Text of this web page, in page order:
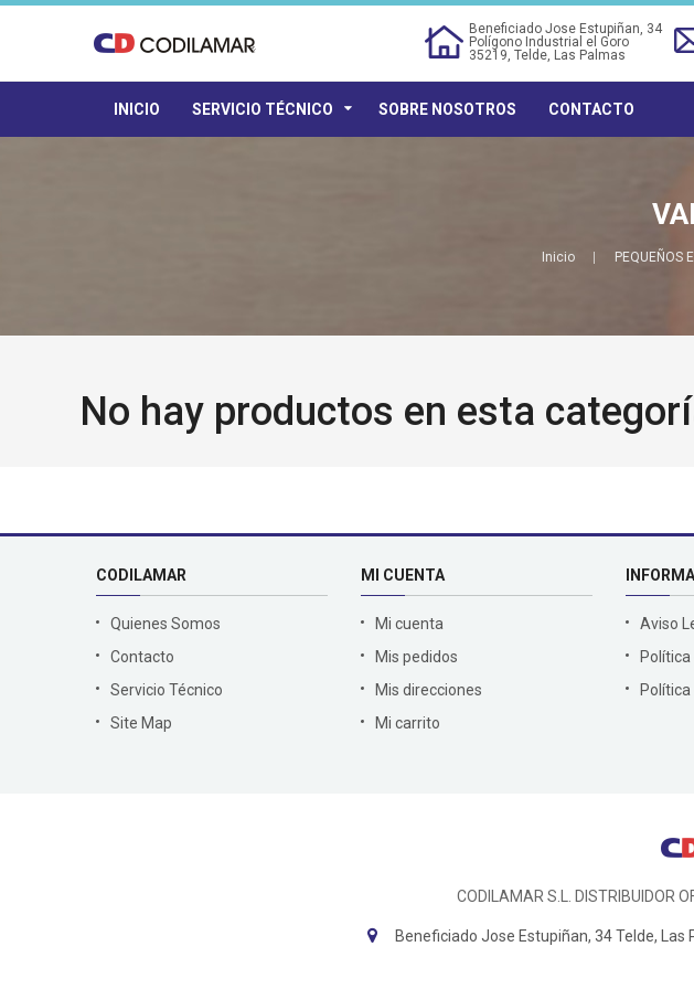
Beneficiado Jose Estupiñan, 34
Polígono Industrial el Goro
35219, Telde, Las Palmas
INICIO SERVICIO TÉCNICO SOBRE NOSOTROS CONTACTO
Inicio PEQUEÑOS
No hay productos en esta
CODILAMAR
Quienes Somos
Contacto
Servicio Técnico
Site Map
MI CUENTA
Mi cuenta
Mis pedidos
Mis direcciones
Mi carrito
Aviso
Política
CODILAMAR S.L. DISTRIBUIDOR
Beneficiado Jose Estupiñan, 34 Telde, Las